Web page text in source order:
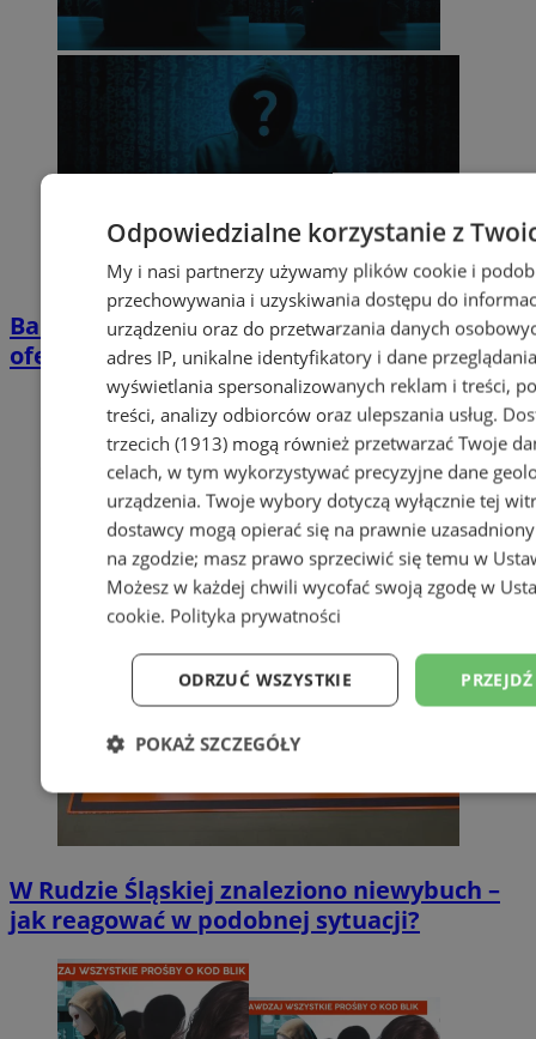
Bankowcy dla CyberEdukacji: Fałszywe
oferty pracy – uważaj na oszustów w sieci!
W Rudzie Śląskiej znaleziono niewybuch –
jak reagować w podobnej sytuacji?
Odpowiedzialne korzystanie z
My i nasi partnerzy używamy plików cookie i
przechowywania i uzyskiwania dostępu do
urządzeniu oraz do przetwarzania danych
adres IP, unikalne identyfikatory i dane
wyświetlania spersonalizowanych reklam i treści,
treści, analizy odbiorców oraz ulepszania usług.
trzecich (1913)mogą również przetwarzać Twoje
celach, w tym wykorzystywać precyzyjne dane
urządzenia. Twoje wybory dotyczą wyłącznie tej
dostawcy mogą opierać się na prawnie
na zgodzie; masz prawo sprzeciwić się temu w
Możesz w każdej chwili wycofać swoją zgodę w
cookie. Polityka prywatności
ODRZUĆ WSZYSTKIE
POKAŻ SZCZEGÓŁY
Niezbędne Wydajność Targetowanie
Niesklasyfikowane